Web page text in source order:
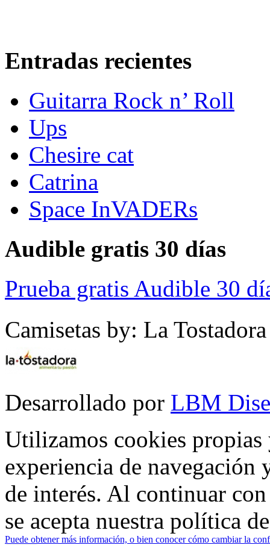
Entradas recientes
Guitarra Rock n’ Roll
Ups
Chesire cat
Catrina
Space InVADERs
Audible gratis 30 días
Prueba gratis Audible 30
Camisetas by: La Tostadora
Desarrollado por LBM
Utilizamos cookies propias
experiencia de
de interés. Al continuar
se acepta nuestra política
Puede obtener más información, o bien conocer cómo cambiar la